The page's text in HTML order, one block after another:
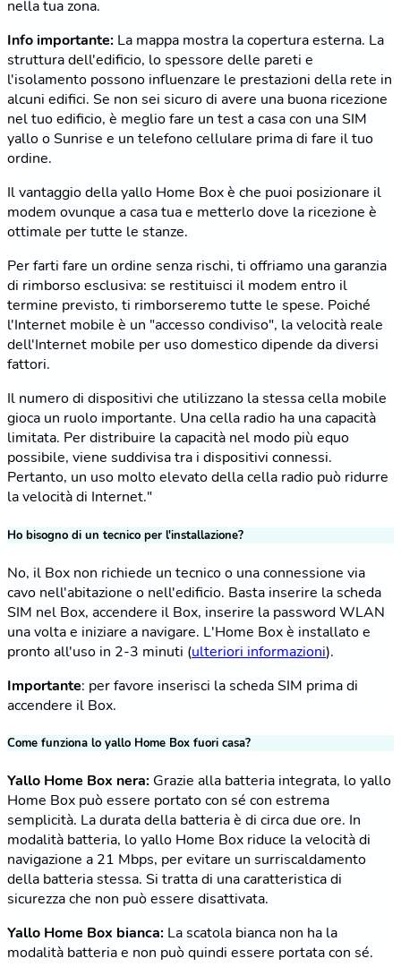
nella tua zona.
Info importante: La mappa mostra la copertura esterna. La
struttura dell'edificio, lo spessore delle pareti e
l'isolamento possono influenzare le prestazioni della rete in
alcuni edifici. Se non sei sicuro di avere una buona ricezione
nel tuo edificio, è meglio fare un test a casa con una SIM
yallo o Sunrise e un telefono cellulare prima di fare il tuo
ordine.
Il vantaggio della yallo Home Box è che puoi posizionare il
modem ovunque a casa tua e metterlo dove la ricezione è
ottimale per tutte le stanze.
Per farti fare un ordine senza rischi, ti offriamo una garanzia
di rimborso esclusiva: se restituisci il modem entro il
termine previsto, ti rimborseremo tutte le spese. Poiché
l'Internet mobile è un "accesso condiviso", la velocità reale
dell'Internet mobile per uso domestico dipende da diversi
fattori.
Il numero di dispositivi che utilizzano la stessa cella mobile
gioca un ruolo importante. Una cella radio ha una capacità
limitata. Per distribuire la capacità nel modo più equo
possibile, viene suddivisa tra i dispositivi connessi.
Pertanto, un uso molto elevato della cella radio può ridurre
la velocità di Internet."
Ho bisogno di un tecnico per l'installazione?
No, il Box non richiede un tecnico o una connessione via
cavo nell'abitazione o nell'edificio. Basta inserire la scheda
SIM nel Box, accendere il Box, inserire la password WLAN
una volta e iniziare a navigare. L'Home Box è installato e
pronto all'uso in 2-3 minuti (ulteriori informazioni).
Importante: per favore inserisci la scheda SIM prima di
accendere il Box.
Come funziona lo yallo Home Box fuori casa?
Yallo Home Box nera: Grazie alla batteria integrata, lo yallo
Home Box può essere portato con sé con estrema
semplicità. La durata della batteria è di circa due ore. In
modalità batteria, lo yallo Home Box riduce la velocità di
navigazione a 21 Mbps, per evitare un surriscaldamento
della batteria stessa. Si tratta di una caratteristica di
sicurezza che non può essere disattivata.
Yallo Home Box bianca: La scatola bianca non ha la
modalità batteria e non può quindi essere portata con sé.